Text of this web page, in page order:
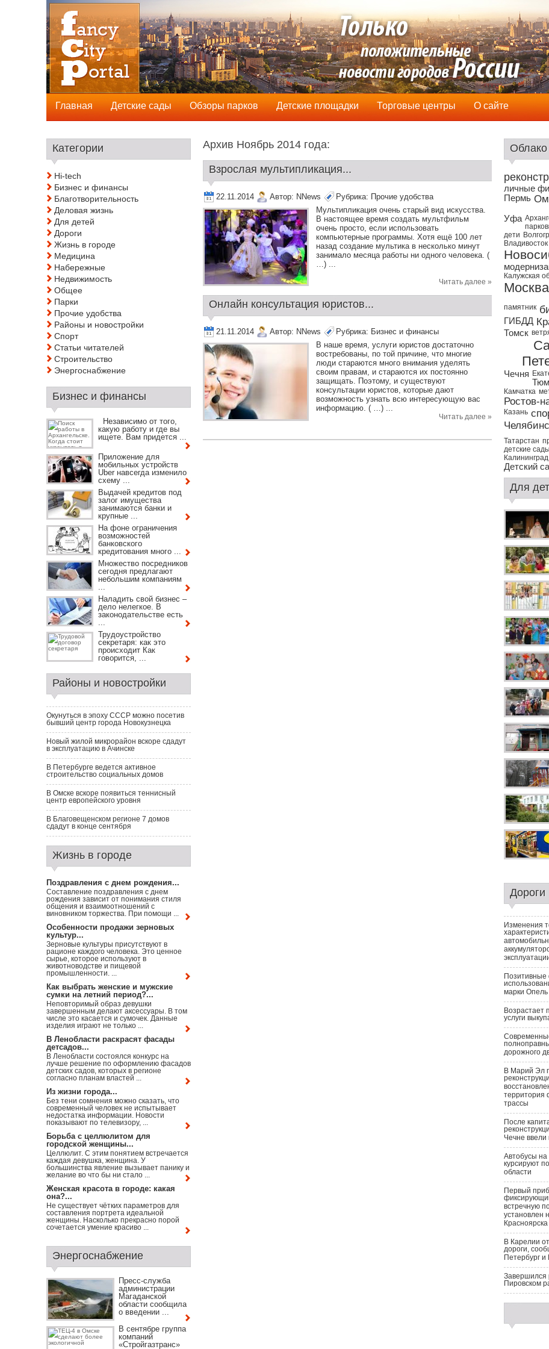
Архив Ноябрь 2014 годa:
Взрослая мультипликация...
22.11.2014 Автор: NNews Рубрика: Прочие удобства
Мультипликация очень старый вид искусства.
В настоящее время создать мультфильм
очень просто, если использовать
компьютерные программы. Хотя ещё 100 лет
назад создание мультика в несколько минут
занимало месяца работы ни одного человека. (
…) ...
Читать далее »
Онлайн консультация юристов...
21.11.2014 Автор: NNews Рубрика: Бизнес и финансы
В наше время, услуги юристов достаточно
востребованы, по той причине, что многие
люди стараются много внимания уделять
своим правам, и стараются их постоянно
защищать. Поэтому, и существуют
консультации юристов, которые дают
возможность узнать всю интересующую вас
информацию. ( …) ...
Читать далее »
Категории
Hi-tech
Бизнес и финансы
Благотворительность
Деловая жизнь
Для детей
Дороги
Жизнь в городе
Медицина
Набережные
Недвижимость
Общее
Парки
Прочие удобства
Районы и новостройки
Спорт
Статьи читателей
Строительство
Энергоснабжение
Бизнес и финансы
Независимо от того,
какую работу и где вы
ищете. Вам придется ...
Приложение для
мобильных устройств
Uber навсегда изменило
схему ...
Выдачей кредитов под
залог имущества
занимаются банки и
крупные ...
На фоне ограничения
возможностей
банковского
кредитования много ...
Множество посредников
сегодня предлагают
небольшим компаниям
...
Наладить свой бизнес –
дело нелегкое. В
законодательстве есть
...
Трудоустройство
секретаря: как это
происходит Как
говорится, ...
Районы и новостройки
Окунуться в эпоху СССР можно посетив
бывший центр города Новокузнецка
Новый жилой микрорайон вскоре сдадут
в эксплуатацию в Ачинске
В Петербурге ведется активное
строительство социальных домов
В Омске вскоре появиться теннисный
центр европейского уровня
В Благовещенском регионе 7 домов
сдадут в конце сентября
Жизнь в городе
Поздравления с днем рождения...
Составление поздравления с днем
рождения зависит от понимания стиля
общения и взаимоотношений с
виновником торжества. При помощи ...
Особенности продажи зерновых
культур...
Зерновые культуры присутствуют в
рационе каждого человека. Это ценное
сырье, которое используют в
животноводстве и пищевой
промышленности. ...
Как выбрать женские и мужские
сумки на летний период?...
Неповторимый образ девушки
завершенным делают аксессуары. В том
числе это касается и сумочек. Данные
изделия играют не только ...
В Ленобласти раскрасят фасады
детсадов...
В Ленобласти состоялся конкурс на
лучше решение по оформлению фасадов
детских садов, которых в регионе
согласно планам властей ...
Из жизни города...
Без тени сомнения можно сказать, что
современный человек не испытывает
недостатка информации. Новости
показывают по телевизору, ...
Борьба с целлюлитом для
городской женщины...
Целлюлит. С этим понятием встречается
каждая девушка, женщина. У
большинства явление вызывает панику и
желание во что бы ни стало ...
Женская красота в городе: какая
она?...
Не существует чётких параметров для
составления портрета идеальной
женщины. Насколько прекрасно порой
сочетается умение красиво ...
Энергоснабжение
Пресс-служба
администрации
Магаданской
области сообщила
о введении ...
В сентябре группа
компаний
«Стройгазтранс»
Облако
личные
Пермь
Уфа
дети
Владивосток
Калужская
Москва
памятник
ГИБДД
Томск
Чечня
Камчатка
Ростов-
Казань
Татарстан
детские сады
Калининград
Детский
Для
Дороги
Изменения
Позитивные
марки Опель
Возрастает
услуги
дорожного
В Марий Эл
территория
трассы
После
Чечне ввели
Автобусы на
курсируют
области
Первый
встречную
установлен
Красноярска
В Карелии
дороги,
Петербург и
Завершился
Пировском
Главная Детские сады Обзоры парков Детские площадки Торговые центры О сайте